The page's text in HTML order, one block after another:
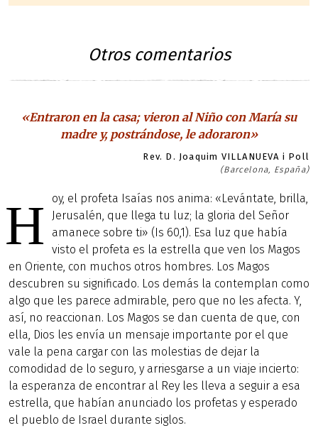
Otros comentarios
«Entraron en la casa; vieron al Niño con María su
madre y, postrándose, le adoraron»
Rev. D. Joaquim VILLANUEVA i Poll
(Barcelona, España)
H
oy, el profeta Isaías nos anima: «Levántate, brilla,
Jerusalén, que llega tu luz; la gloria del Señor
amanece sobre ti» (Is 60,1). Esa luz que había
visto el profeta es la estrella que ven los Magos
en Oriente, con muchos otros hombres. Los Magos
descubren su significado. Los demás la contemplan como
algo que les parece admirable, pero que no les afecta. Y,
así, no reaccionan. Los Magos se dan cuenta de que, con
ella, Dios les envía un mensaje importante por el que
vale la pena cargar con las molestias de dejar la
comodidad de lo seguro, y arriesgarse a un viaje incierto:
la esperanza de encontrar al Rey les lleva a seguir a esa
estrella, que habían anunciado los profetas y esperado
el pueblo de Israel durante siglos.